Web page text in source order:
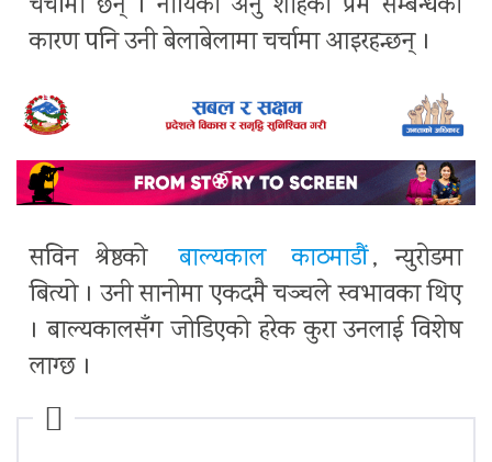
चर्चामा छन् । नायिका अनु शाहको प्रेम सम्बन्धको
कारण पनि उनी बेलाबेलामा चर्चामा आइरहन्छन् ।
सविन श्रेष्ठको बाल्यकाल काठमाडौं, न्युरोडमा
बित्यो । उनी सानोमा एकदमै चञ्चले स्वभावका थिए
। बाल्यकालसँग जोडिएको हरेक कुरा उनलाई विशेष
लाग्छ ।